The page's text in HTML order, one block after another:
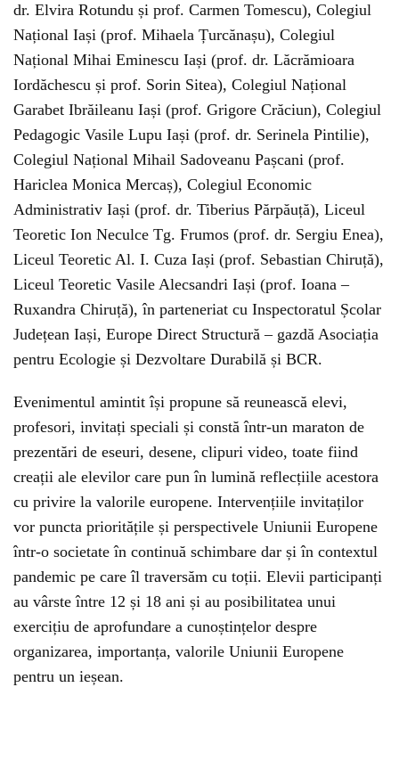
dr. Elvira Rotundu și prof. Carmen Tomescu), Colegiul
Național Iași (prof. Mihaela Țurcănașu), Colegiul
Național Mihai Eminescu Iași (prof. dr. Lăcrămioara
Iordăchescu și prof. Sorin Sitea), Colegiul Național
Garabet Ibrăileanu Iași (prof. Grigore Crăciun), Colegiul
Pedagogic Vasile Lupu Iași (prof. dr. Serinela Pintilie),
Colegiul Național Mihail Sadoveanu Pașcani (prof.
Hariclea Monica Mercaș), Colegiul Economic
Administrativ Iași (prof. dr. Tiberius Părpăuță), Liceul
Teoretic Ion Neculce Tg. Frumos (prof. dr. Sergiu Enea),
Liceul Teoretic Al. I. Cuza Iași (prof. Sebastian Chiruță),
Liceul Teoretic Vasile Alecsandri Iași (prof. Ioana –
Ruxandra Chiruță), în parteneriat cu Inspectoratul Școlar
Județean Iași, Europe Direct Structură – gazdă Asociația
pentru Ecologie și Dezvoltare Durabilă și BCR.
Evenimentul amintit își propune să reunească elevi,
profesori, invitați speciali și constă într-un maraton de
prezentări de eseuri, desene, clipuri video, toate fiind
creații ale elevilor care pun în lumină reflecțiile acestora
cu privire la valorile europene. Intervențiile invitaților
vor puncta prioritățile și perspectivele Uniunii Europene
într-o societate în continuă schimbare dar și în contextul
pandemic pe care îl traversăm cu toții. Elevii participanți
au vârste între 12 și 18 ani și au posibilitatea unui
exercițiu de aprofundare a cunoștințelor despre
organizarea, importanța, valorile Uniunii Europene
pentru un ieșean.